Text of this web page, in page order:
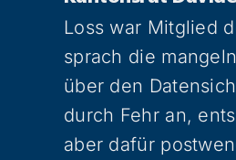
Loss war Mitglied
sprach die
über den
durch Fehr an,
aber dafür